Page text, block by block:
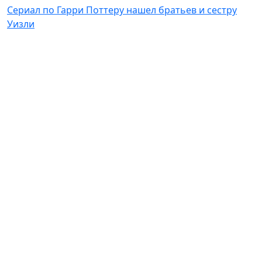
Сериал по Гарри Поттеру нашел братьев и сестру
Уизли